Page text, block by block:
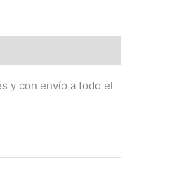
y con envío a todo el